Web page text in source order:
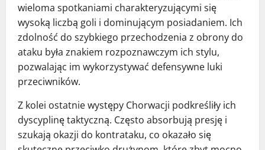
wieloma spotkaniami charakteryzującymi się
wysoką liczbą goli i dominującym posiadaniem. Ich
zdolność do szybkiego przechodzenia z obrony do
ataku była znakiem rozpoznawczym ich stylu,
pozwalając im wykorzystywać defensywne luki
przeciwników.
Z kolei ostatnie występy Chorwacji podkreśliły ich
dyscyplinę taktyczną. Często absorbują presję i
szukają okazji do kontrataku, co okazało się